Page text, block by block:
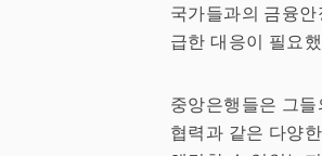
국가들과의 금융
급한 대응이 필요
중앙은행들은 그
협력과 같은 다양